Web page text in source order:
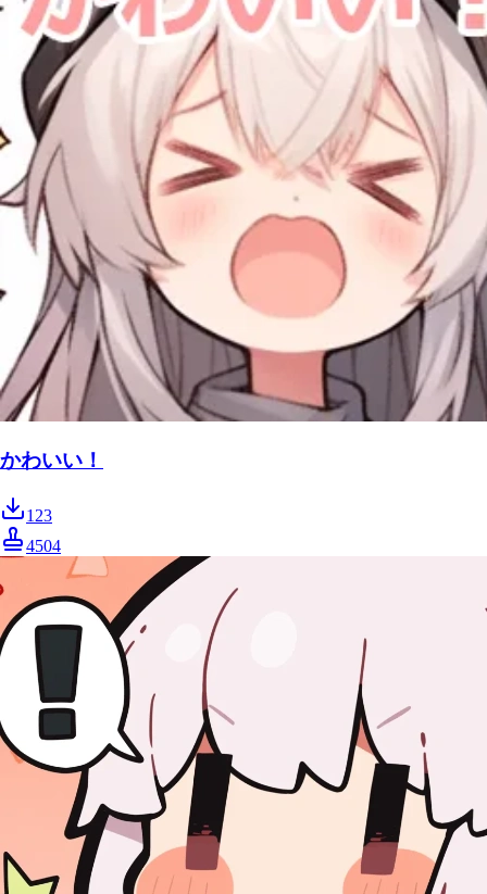
かわいい！
123
4504